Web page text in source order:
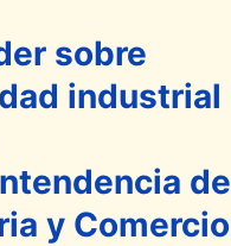
sobre
industrial
de
y Comercio